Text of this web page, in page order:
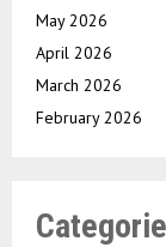
May 2026
April 2026
March 2026
February 2026